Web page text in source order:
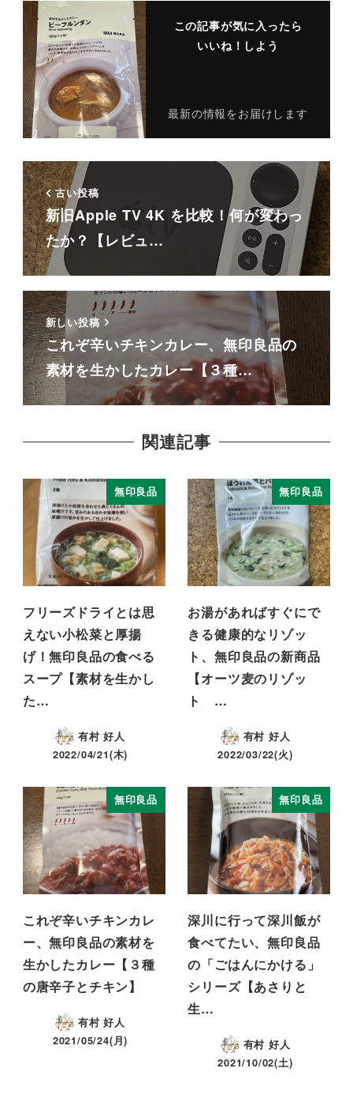
この記事が気に入ったら
いいね！しよう
最新の情報をお届けします
古い投稿
新旧Apple TV 4K を比較！何が変わっ
たか？【レビュ…
新しい投稿
これぞ辛いチキンカレー、無印良品の
素材を生かしたカレー【３種…
関連記事
無印良品
フリーズドライとは思
えない小松菜と厚揚
げ！無印良品の食べる
スープ【素材を生かし
た…
有村 好人
2022/04/21(木)
無印良品
お湯があればすぐにで
きる健康的なリゾッ
ト、無印良品の新商品
【オーツ麦のリゾッ
ト …
有村 好人
2022/03/22(火)
無印良品
これぞ辛いチキンカレ
ー、無印良品の素材を
生かしたカレー【３種
の唐辛子とチキン】
有村 好人
2021/05/24(月)
無印良品
深川に行って深川飯が
食べてたい、無印良品
の「ごはんにかける」
シリーズ【あさりと
生…
有村 好人
2021/10/02(土)